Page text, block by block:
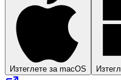
Изтеглете за macOS